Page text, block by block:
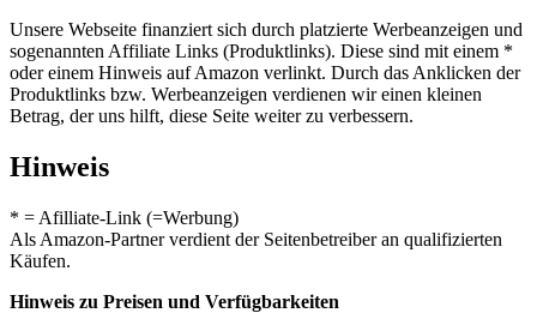
Unsere Webseite finanziert sich durch platzierte Werbeanzeigen und
sogenannten Affiliate Links (Produktlinks). Diese sind mit einem *
oder einem Hinweis auf Amazon verlinkt. Durch das Anklicken der
Produktlinks bzw. Werbeanzeigen verdienen wir einen kleinen
Betrag, der uns hilft, diese Seite weiter zu verbessern.
Hinweis
* = Afilliate-Link (=Werbung)
Als Amazon-Partner verdient der Seitenbetreiber an qualifizierten
Käufen.
Hinweis zu Preisen und Verfügbarkeiten